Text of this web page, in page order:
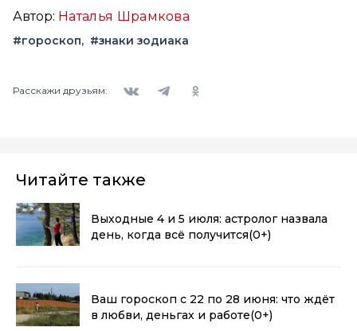
Автор: Наталья Шрамкова
#гороскоп #знаки зодиака
Расскажи друзьям:
Читайте также
Выходные 4 и 5 июля: астролог назвала
день, когда всё получится(0+)
Ваш гороскоп с 22 по 28 июня: что ждёт
в любви, деньгах и работе(0+)